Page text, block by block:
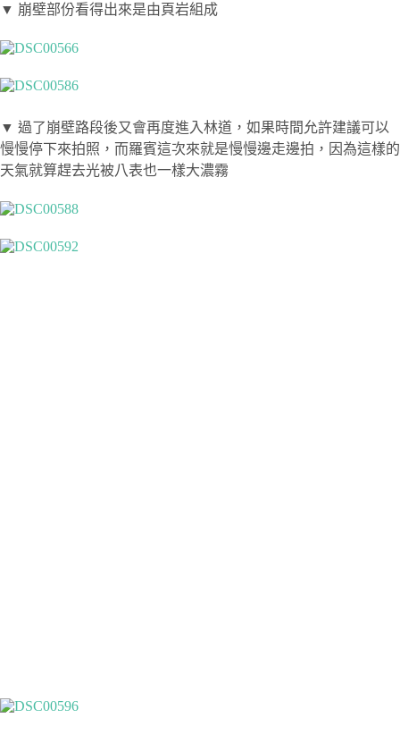
▼ 崩壁部份看得出來是由頁岩組成
▼ 過了崩壁路段後又會再度進入林道，如果時間允許建議可以
慢慢停下來拍照，而羅賓這次來就是慢慢邊走邊拍，因為這樣的
天氣就算趕去光被八表也一樣大濃霧